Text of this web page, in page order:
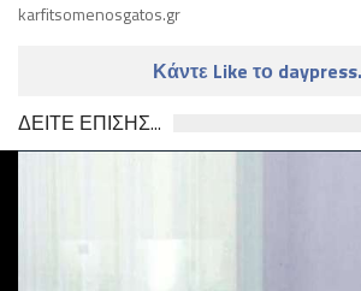
karfitsomenosgatos.gr
Κάντε Like το
ΔΕΙΤΕ ΕΠΙΣΗΣ...